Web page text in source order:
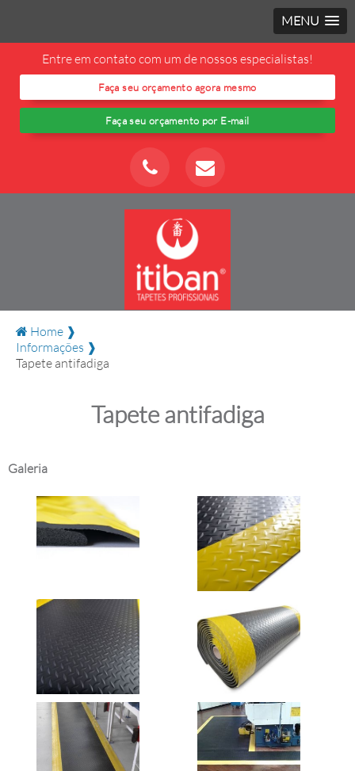
MENU
Entre em contato com um de nossos especialistas!
Faça seu orçamento agora mesmo
Faça seu orçamento por E-mail
Home ❱
Informações ❱
Tapete antifadiga
Tapete antifadiga
Galeria